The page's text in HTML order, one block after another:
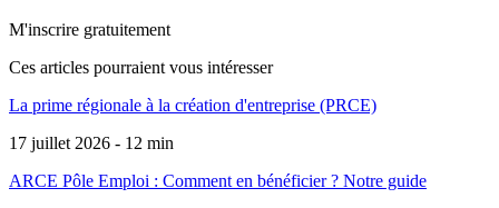
M'inscrire gratuitement
Ces articles pourraient vous intéresser
La prime régionale à la création d'entreprise (PRCE)
17 juillet 2026 - 12 min
ARCE Pôle Emploi : Comment en bénéficier ? Notre guide